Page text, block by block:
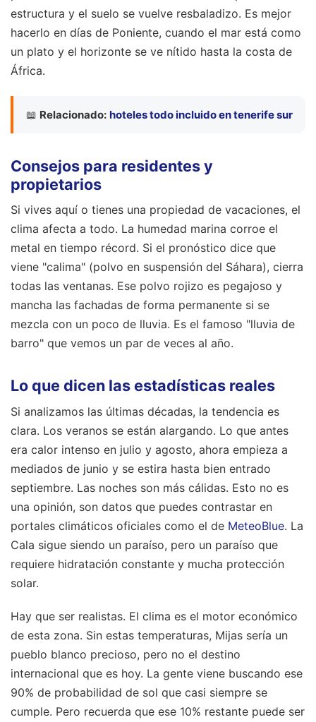
estructura y el suelo se vuelve resbaladizo. Es mejor
hacerlo en días de Poniente, cuando el mar está como
un plato y el horizonte se ve nítido hasta la costa de
África.
📖 Relacionado: hoteles todo incluido en tenerife sur
Consejos para residentes y
propietarios
Si vives aquí o tienes una propiedad de vacaciones, el
clima afecta a todo. La humedad marina corroe el
metal en tiempo récord. Si el pronóstico dice que
viene "calima" (polvo en suspensión del Sáhara), cierra
todas las ventanas. Ese polvo rojizo es pegajoso y
mancha las fachadas de forma permanente si se
mezcla con un poco de lluvia. Es el famoso "lluvia de
barro" que vemos un par de veces al año.
Lo que dicen las estadísticas reales
Si analizamos las últimas décadas, la tendencia es
clara. Los veranos se están alargando. Lo que antes
era calor intenso en julio y agosto, ahora empieza a
mediados de junio y se estira hasta bien entrado
septiembre. Las noches son más cálidas. Esto no es
una opinión, son datos que puedes contrastar en
portales climáticos oficiales como el de MeteoBlue. La
Cala sigue siendo un paraíso, pero un paraíso que
requiere hidratación constante y mucha protección
solar.
Hay que ser realistas. El clima es el motor económico
de esta zona. Sin estas temperaturas, Mijas sería un
pueblo blanco precioso, pero no el destino
internacional que es hoy. La gente viene buscando ese
90% de probabilidad de sol que casi siempre se
cumple. Pero recuerda que ese 10% restante puede ser